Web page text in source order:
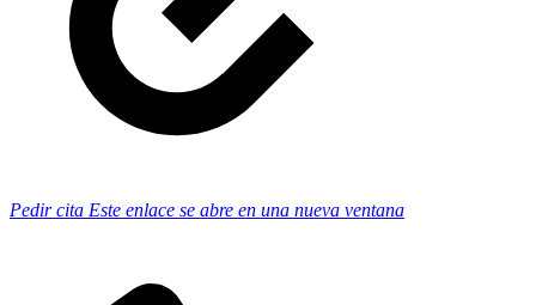
Pedir cita Este enlace se abre en una nueva ventana